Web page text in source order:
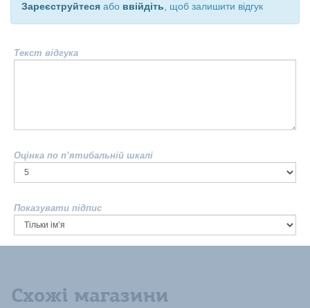
Зареєструйтеся або ввійдіть , щоб залишити відгук
Текст відгука
Оцінка по п’ятибальній шкалі
Показувати підпис
Схожі магазини